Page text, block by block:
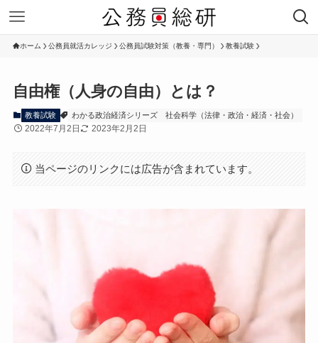
ホーム 公務員就活カレッジ 公務員試験対策（教養・専門） 教養試験
自由権（人身の自由）とは？
教養試験 わかる政治経済シリーズ 社会科学（法律・政治・経済・社会）
2022年7月2日 2023年2月2日
当ページのリンクには広告が含まれています。